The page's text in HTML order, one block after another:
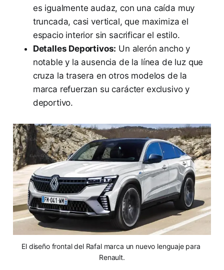
es igualmente audaz, con una caída muy
truncada, casi vertical, que maximiza el
espacio interior sin sacrificar el estilo.
Detalles Deportivos: Un alerón ancho y
notable y la ausencia de la línea de luz que
cruza la trasera en otros modelos de la
marca refuerzan su carácter exclusivo y
deportivo.
El diseño frontal del Rafal marca un nuevo lenguaje para
Renault.